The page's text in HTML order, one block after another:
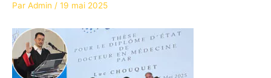
Par Admin / 19 mai 2025